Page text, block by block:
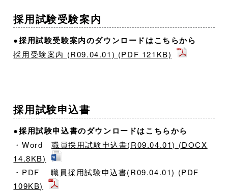
採用試験受験案内
●採用試験受験案内のダウンロードはこちらから
採用受験案内 (R09.04.01) (PDF 121KB)
採用試験申込書
●採用試験申込書のダウンロードはこちらから
・Word職員採用試験申込書(R09.04.01) (DOCX
14.8KB)
・PDF職員採用試験申込書(R09.04.01) (PDF
109KB)